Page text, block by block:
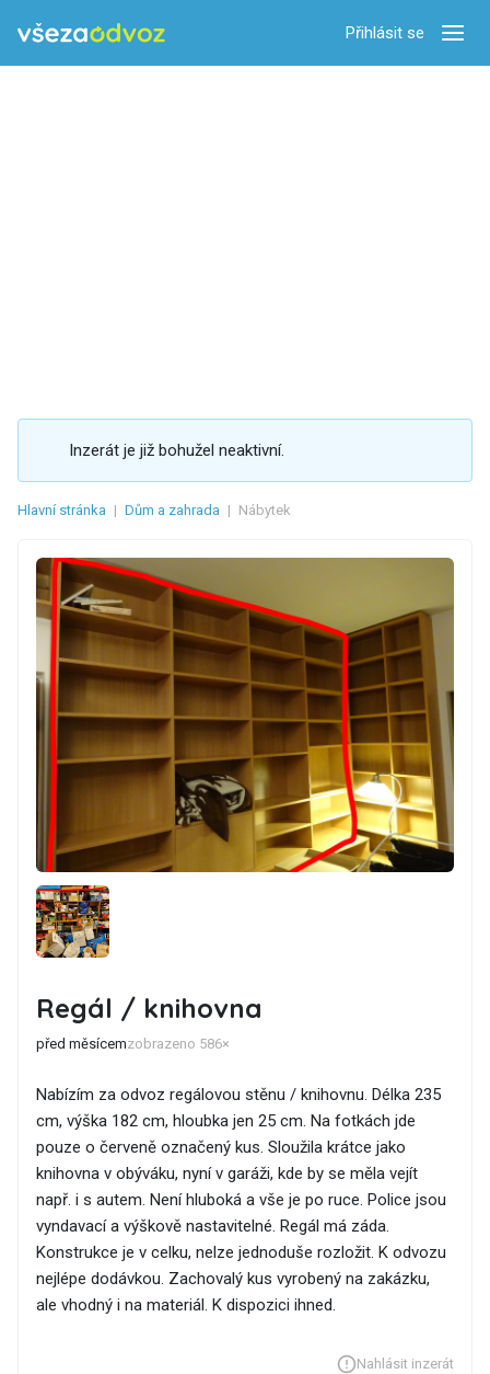
Přihlásit se
Inzerát je již bohužel neaktivní.
Hlavní stránka | Dům a zahrada | Nábytek
Regál / knihovna
před měsícemzobrazeno 586×
Nabízím za odvoz regálovou stěnu / knihovnu. Délka 235
cm, výška 182 cm, hloubka jen 25 cm. Na fotkách jde
pouze o červeně označený kus. Sloužila krátce jako
knihovna v obýváku, nyní v garáži, kde by se měla vejít
např. i s autem. Není hluboká a vše je po ruce. Police jsou
vyndavací a výškově nastavitelné. Regál má záda.
Konstrukce je v celku, nelze jednoduše rozložit. K odvozu
nejlépe dodávkou. Zachovalý kus vyrobený na zakázku,
ale vhodný i na materiál. K dispozici ihned.
Nahlásit inzerát